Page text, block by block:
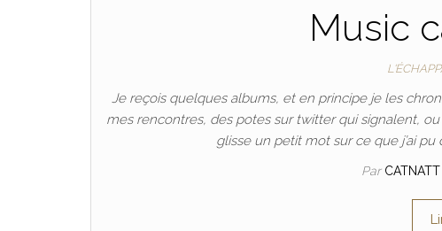
Music
Je reçois quelques albums, et en principe je les
mes rencontres, des potes sur twitter qui signalent,
glisse un petit mot sur ce que j’ai
Par CATNATT